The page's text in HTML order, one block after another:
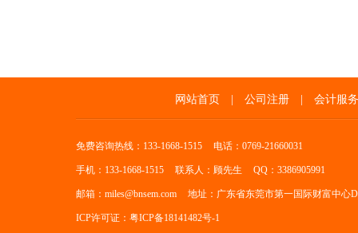
网站首页 公司注册 会计服务
免费咨询热线：133-1668-1515 电话：0769-21660031
手机：133-1668-1515 联系人：顾先生 QQ：3386905991
邮箱：miles@bnsem.com 地址：广东省东莞市第一国际财富中心
ICP许可证：粤ICP备18141482号-1